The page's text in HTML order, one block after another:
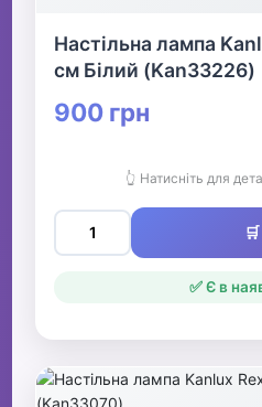
Настільна лампа
см Білий (Kan33226)
900 грн
👆 Натисніть для
✅ Є в